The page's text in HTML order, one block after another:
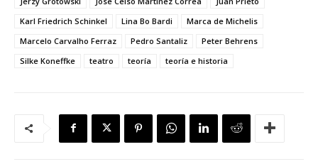
Karl Friedrich Schinkel
Lina Bo Bardi
Marca de Michelis
Marcelo Carvalho Ferraz
Pedro Santaliz
Peter Behrens
Silke Koneffke
teatro teoría teoría e historia